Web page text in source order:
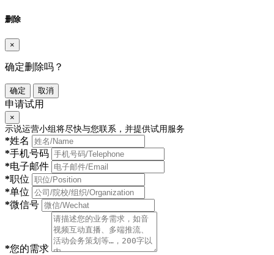
删除
×
确定删除吗？
确定 取消
申请试用
×
示说运营小组将尽快与您联系，并提供试用服务
*姓名
*手机号码
*电子邮件
*职位
*单位
*微信号
*您的需求